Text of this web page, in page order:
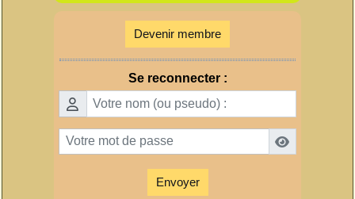
Devenir membre
Se reconnecter :
Envoyer